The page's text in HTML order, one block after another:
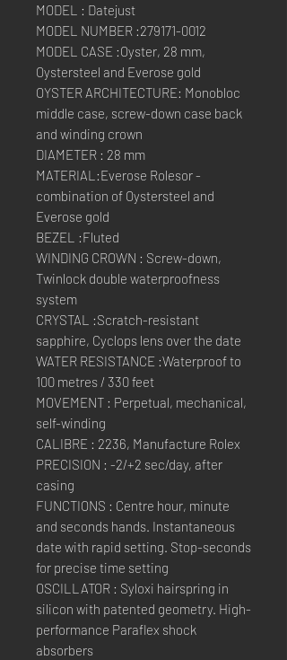
MODEL : Datejust
MODEL NUMBER :279171-0012
MODEL CASE :Oyster, 28 mm,
Oystersteel and Everose gold
OYSTER ARCHITECTURE: Monobloc
middle case, screw-down case back
and winding crown
DIAMETER : 28 mm
MATERIAL:Everose Rolesor -
combination of Oystersteel and
Everose gold
BEZEL :Fluted
WINDING CROWN : Screw-down,
Twinlock double waterproofness
system
CRYSTAL :Scratch-resistant
sapphire, Cyclops lens over the date
WATER RESISTANCE :Waterproof to
100 metres / 330 feet
MOVEMENT : Perpetual, mechanical,
self-winding
CALIBRE : 2236, Manufacture Rolex
PRECISION : -2/+2 sec/day, after
casing
FUNCTIONS : Centre hour, minute
and seconds hands. Instantaneous
date with rapid setting. Stop-seconds
for precise time setting
OSCILLATOR : Syloxi hairspring in
silicon with patented geometry. High-
performance Paraflex shock
absorbers